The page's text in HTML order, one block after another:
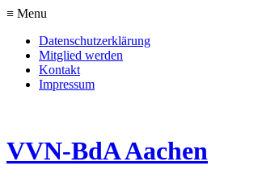
≡ Menu
Datenschutzerklärung
Mitglied werden
Kontakt
Impressum
VVN-BdA Aachen